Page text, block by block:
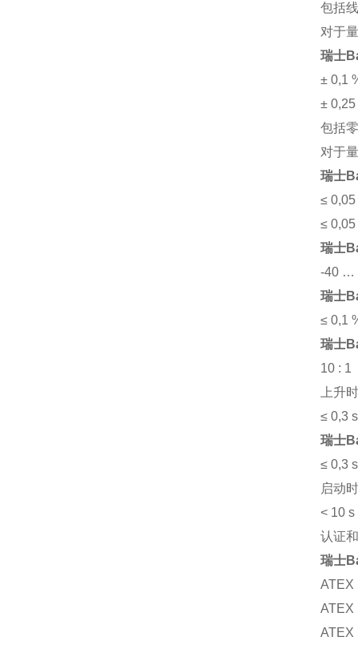
包括
对于
瑞士
± 0,1
±
包括
对于
瑞士
≤
≤
瑞士
-40 …
瑞士
≤ 0,1
瑞士
10 : 1
上升
≤ 0,3 s
瑞士
≤ 0,3 s
启动
< 10 s
认证
瑞士
ATEX
ATEX
ATEX